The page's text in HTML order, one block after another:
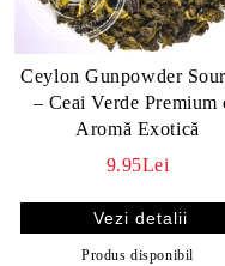
Ceylon Gunpowder
– Ceai Verde Premium
Aromă Exotică
9.95Lei
Vezi detalii
Produs disponibil